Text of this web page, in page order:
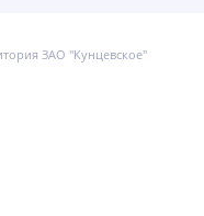
ЗАО "Кунцевское"